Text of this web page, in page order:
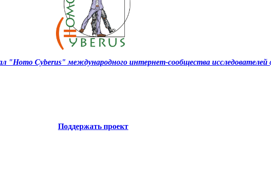
Cyberus" международного интернет-сообщества исследователей
Поддержать проект